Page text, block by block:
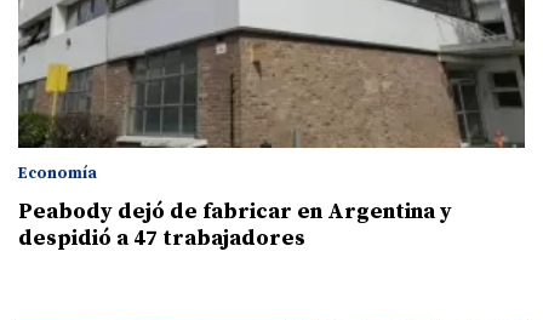
Economía
Peabody dejó de fabricar en Argentina y
despidió a 47 trabajadores